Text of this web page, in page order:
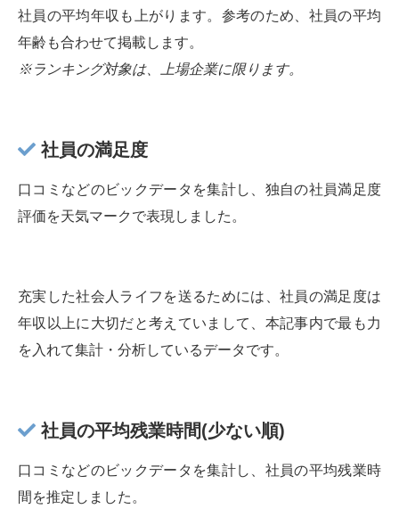
社員の平均年収も上がります。参考のため、社員の平均
年齢も合わせて掲載します。
※ランキング対象は、上場企業に限ります。
社員の満足度
口コミなどのビックデータを集計し、独自の社員満足度
評価を天気マークで表現しました。
充実した社会人ライフを送るためには、社員の満足度は
年収以上に大切だと考えていまして、本記事内で最も力
を入れて集計・分析しているデータです。
社員の平均残業時間(少ない順)
口コミなどのビックデータを集計し、社員の平均残業時
間を推定しました。